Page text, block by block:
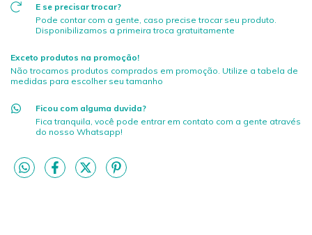
E se precisar trocar?
Pode contar com a gente, caso precise trocar seu produto.
Disponibilizamos a primeira troca gratuitamente
Exceto produtos na promoção!
Não trocamos produtos comprados em promoção. Utilize a tabela de
medidas para escolher seu tamanho
Ficou com alguma duvida?
Fica tranquila, você pode entrar em contato com a gente através
do nosso Whatsapp!